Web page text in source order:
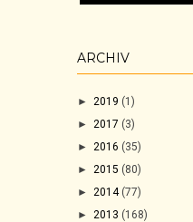
ARCHIV
► 2019 (1)
► 2017 (3)
► 2016 (35)
► 2015 (80)
► 2014 (77)
► 2013 (168)